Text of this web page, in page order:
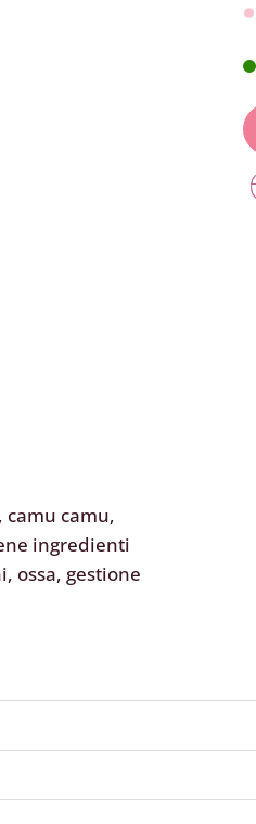
camu camu,
ingredienti
ossa, gestione